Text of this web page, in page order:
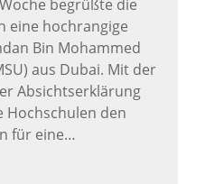
begrüßte die
eine hochrangige
Bin Mohammed
aus Dubai. Mit der
Absichtserklärung
Hochschulen den
für eine…